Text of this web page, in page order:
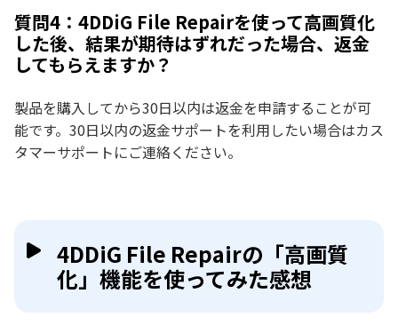
質問4：4DDiG File Repairを使って高画質化
した後、結果が期待はずれだった場合、返金
してもらえますか？
製品を購入してから30日以内は返金を申請することが可
能です。30日以内の返金サポートを利用したい場合はカス
タマーサポートにご連絡ください。
4DDiG File Repairの「高画質
化」機能を使ってみた感想